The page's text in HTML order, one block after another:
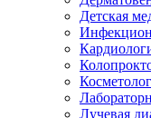
Детская
Лучевая